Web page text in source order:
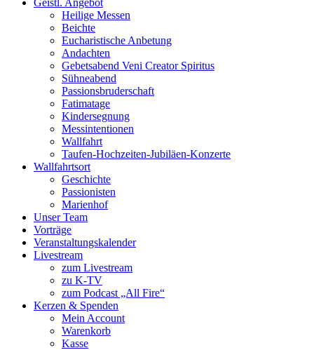
Geistl. Angebot
Heilige Messen
Beichte
Eucharistische Anbetung
Andachten
Gebetsabend Veni Creator Spiritus
Sühneabend
Passionsbruderschaft
Fatimatage
Kindersegnung
Messintentionen
Wallfahrt
Taufen-Hochzeiten-Jubiläen-Konzerte
Wallfahrtsort
Geschichte
Passionisten
Marienhof
Unser Team
Vorträge
Veranstaltungskalender
Livestream
zum Livestream
zu K-TV
zum Podcast „All Fire“
Kerzen & Spenden
Mein Account
Warenkorb
Kasse